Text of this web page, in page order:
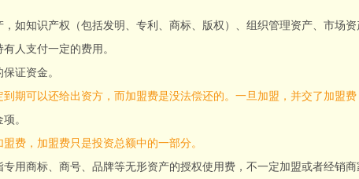
如知识产权（包括发明、专利、商标、版权）、组织管理资产、市场
人支付一定的费用。
证资金。
期可以还给出资方，而加盟费是没法偿还的。一旦加盟，并交了加盟费
。
费，加盟费只是投资总额中的一部分。
用商标、商号、品牌等无形资产的授权使用费，不一定加盟或者经销